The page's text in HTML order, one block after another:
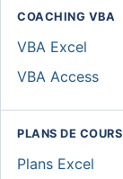
COACHING VBA
VBA Excel
VBA Access
PLANS DE COURS
Plans Excel